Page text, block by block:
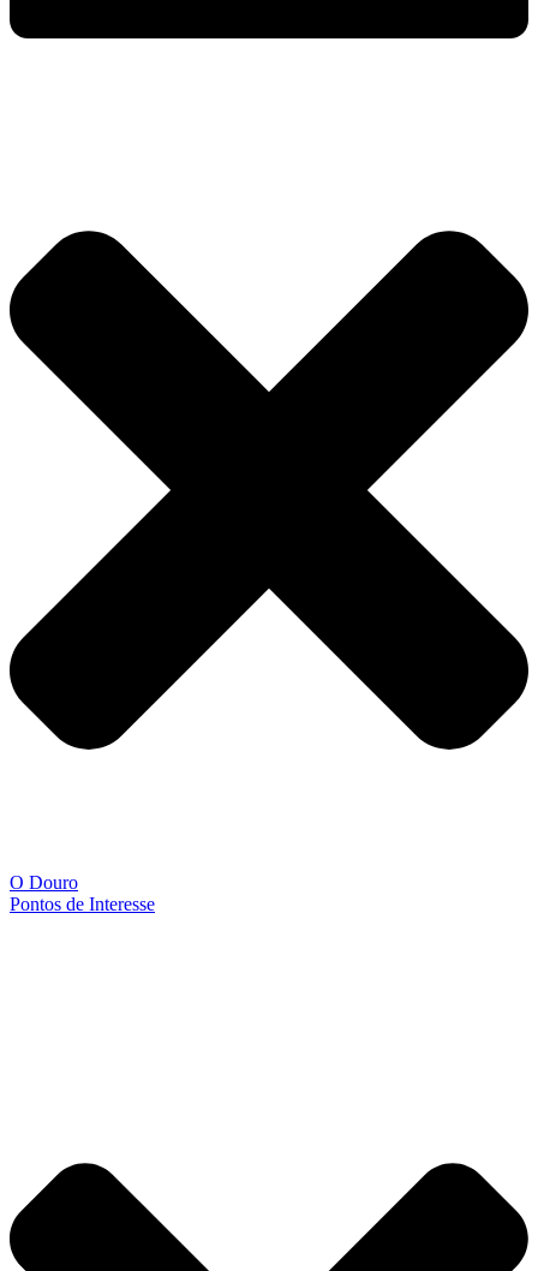
O Douro
Pontos de Interesse